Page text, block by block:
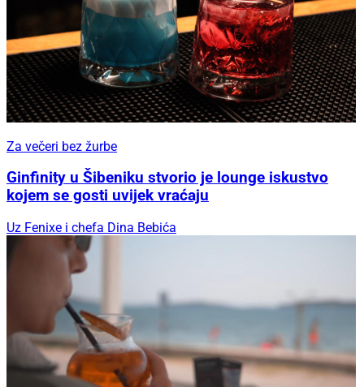
Za večeri bez žurbe
Ginfinity u Šibeniku stvorio je lounge iskustvo
kojem se gosti uvijek vraćaju
Uz Fenixe i chefa Dina Bebića